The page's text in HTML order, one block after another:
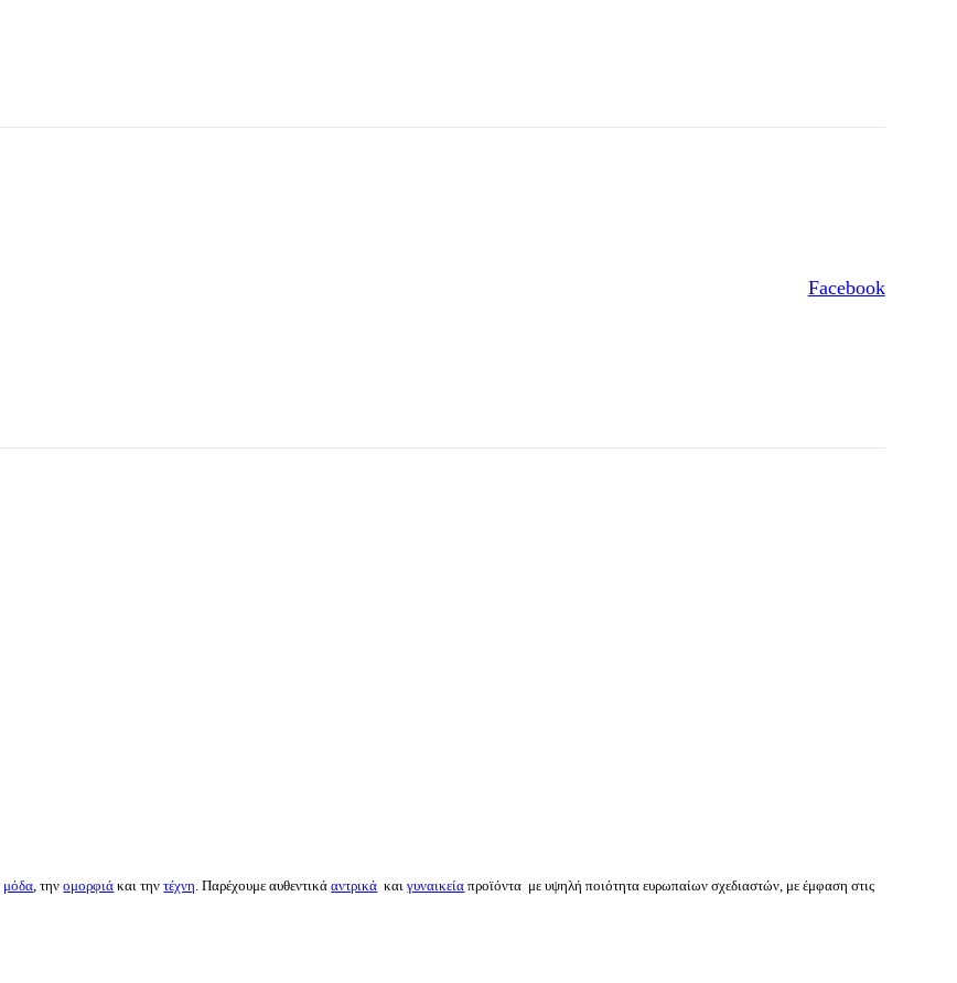
Facebook
μόδα, τηνομορφιά και τηντέχνη. Παρέχουμε αυθεντικάαντρικά καιγυναικεία προϊόντα με υψηλή ποιότητα ευρωπαίων σχεδιαστών, με έμφαση στις